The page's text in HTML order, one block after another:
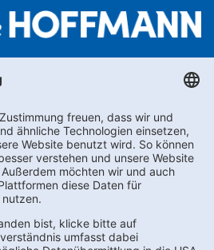
abonnieren
Kontakt
FAQs
Karriere